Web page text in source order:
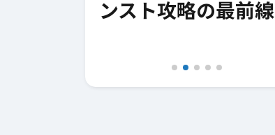
ンスト攻略の最前線